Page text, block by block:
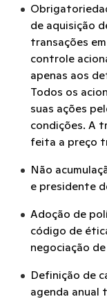
de aquisição
transações
controle
apenas aos
Todos os
suas ações
condições. A
feita a preço
Não
e presidente
Adoção de
código de
negociação
Definição de
agenda anual